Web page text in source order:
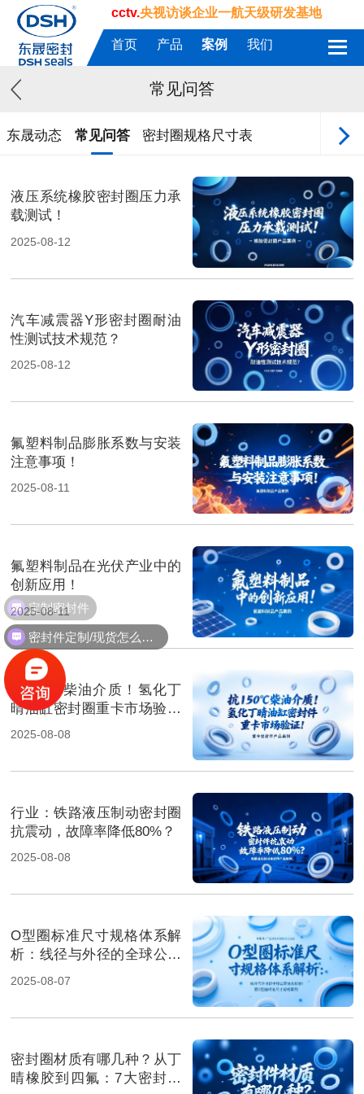
cctv.央视访谈企业一航天级研发基地
首页 产品 案例 我们
常见问答
东晟动态 常见问答 密封圈规格尺寸表
液压系统橡胶密封圈压力承
载测试！
2025-08-12
汽车减震器Y形密封圈耐油
性测试技术规范？
2025-08-12
氟塑料制品膨胀系数与安装
注意事项！
2025-08-11
氟塑料制品在光伏产业中的
创新应用！
2025-08-11
抗150℃柴油介质！氢化丁
晴油缸密封圈重卡市场验证‌
！
2025-08-08
行业‌：铁路液压制动密封圈
抗震动，故障率降低80%？
2025-08-08
O型圈标准尺寸规格体系解
析：线径与外径的全球公差
体系解析！
2025-08-07
密封圈材质有哪几种？从丁
晴橡胶到四氟：7大密封材
定制密封件